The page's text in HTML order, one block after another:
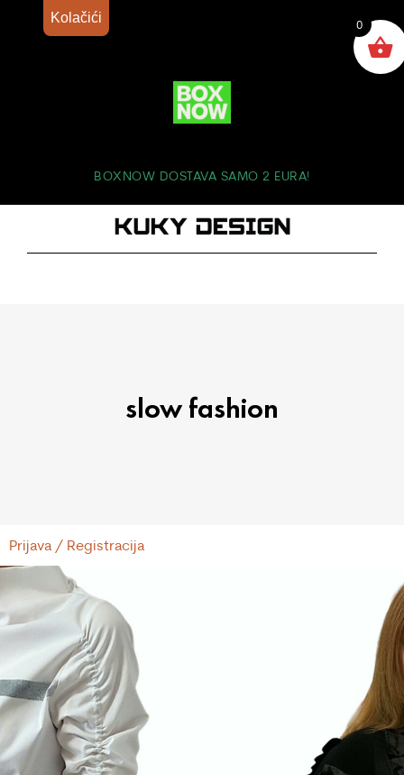
BOXNOW DOSTAVA SAMO 2 EURA!
slow fashion
Prijava / Registracija
0
Kolačići